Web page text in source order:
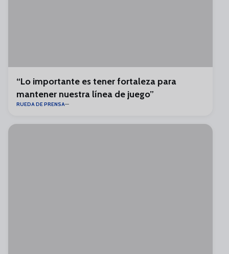
“Lo importante es tener fortaleza para
mantener nuestra línea de juego”
RUEDA DE PRENSA